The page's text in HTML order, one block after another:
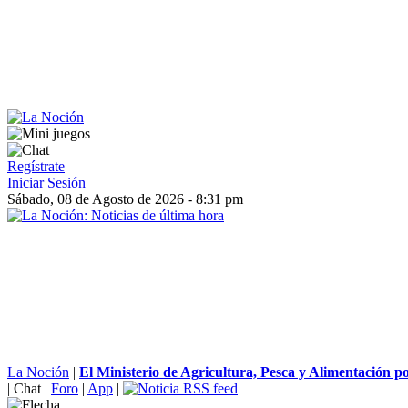
Regístrate
Iniciar Sesión
Sábado, 08 de Agosto de 2026 - 8:31 pm
La Noción | El Ministerio de Agricultura, Pesca y Alimentación
| Chat | Foro | App |